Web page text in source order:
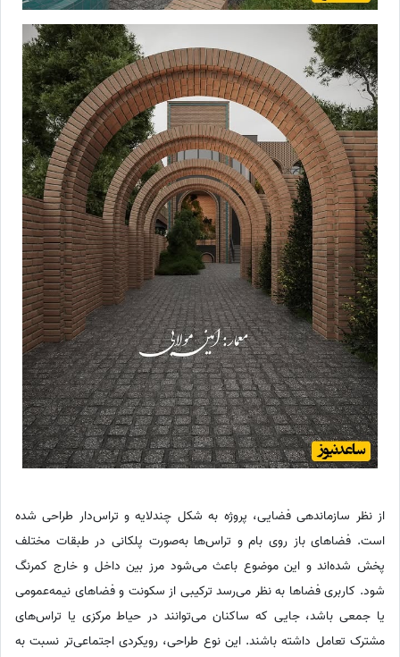
از نظر سازماندهی فضایی، پروژه به شکل چندلایه و تراس‌دار طراحی شده
است. فضاهای باز روی بام و تراس‌ها به‌صورت پلکانی در طبقات مختلف
پخش شده‌اند و این موضوع باعث می‌شود مرز بین داخل و خارج کمرنگ
شود. کاربری فضاها به نظر می‌رسد ترکیبی از سکونت و فضاهای نیمه‌عمومی
یا جمعی باشد، جایی که ساکنان می‌توانند در حیاط مرکزی یا تراس‌های
مشترک تعامل داشته باشند. این نوع طراحی، رویکردی اجتماعی‌تر نسبت به